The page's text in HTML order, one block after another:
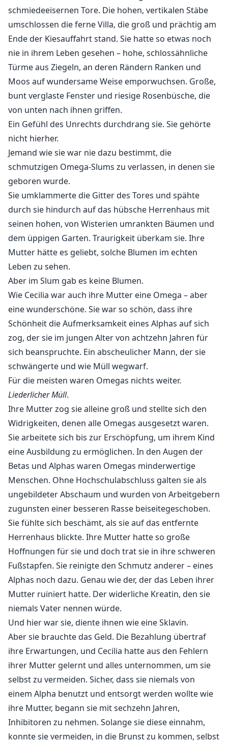
schmiedeeisernen Tore. Die hohen, vertikalen Stäbe
umschlossen die ferne Villa, die groß und prächtig am
Ende der Kiesauffahrt stand. Sie hatte so etwas noch
nie in ihrem Leben gesehen – hohe, schlossähnliche
Türme aus Ziegeln, an deren Rändern Ranken und
Moos auf wundersame Weise emporwuchsen. Große,
bunt verglaste Fenster und riesige Rosenbüsche, die
von unten nach ihnen griffen.
Ein Gefühl des Unrechts durchdrang sie. Sie gehörte
nicht hierher.
Jemand wie sie war nie dazu bestimmt, die
schmutzigen Omega-Slums zu verlassen, in denen sie
geboren wurde.
Sie umklammerte die Gitter des Tores und spähte
durch sie hindurch auf das hübsche Herrenhaus mit
seinen hohen, von Wisterien umrankten Bäumen und
dem üppigen Garten. Traurigkeit überkam sie. Ihre
Mutter hätte es geliebt, solche Blumen im echten
Leben zu sehen.
Aber im Slum gab es keine Blumen.
Wie Cecilia war auch ihre Mutter eine Omega – aber
eine wunderschöne. Sie war so schön, dass ihre
Schönheit die Aufmerksamkeit eines Alphas auf sich
zog, der sie im jungen Alter von achtzehn Jahren für
sich beanspruchte. Ein abscheulicher Mann, der sie
schwängerte und wie Müll wegwarf.
Für die meisten waren Omegas nichts weiter.
Liederlicher Müll.
Ihre Mutter zog sie alleine groß und stellte sich den
Widrigkeiten, denen alle Omegas ausgesetzt waren.
Sie arbeitete sich bis zur Erschöpfung, um ihrem Kind
eine Ausbildung zu ermöglichen. In den Augen der
Betas und Alphas waren Omegas minderwertige
Menschen. Ohne Hochschulabschluss galten sie als
ungebildeter Abschaum und wurden von Arbeitgebern
zugunsten einer besseren Rasse beiseitegeschoben.
Sie fühlte sich beschämt, als sie auf das entfernte
Herrenhaus blickte. Ihre Mutter hatte so große
Hoffnungen für sie und doch trat sie in ihre schweren
Fußstapfen. Sie reinigte den Schmutz anderer – eines
Alphas noch dazu. Genau wie der, der das Leben ihrer
Mutter ruiniert hatte. Der widerliche Kreatin, den sie
niemals Vater nennen würde.
Und hier war sie, diente ihnen wie eine Sklavin.
Aber sie brauchte das Geld. Die Bezahlung übertraf
ihre Erwartungen, und Cecilia hatte aus den Fehlern
ihrer Mutter gelernt und alles unternommen, um sie
selbst zu vermeiden. Sicher, dass sie niemals von
einem Alpha benutzt und entsorgt werden wollte wie
ihre Mutter, begann sie mit sechzehn Jahren,
Inhibitoren zu nehmen. Solange sie diese einnahm,
konnte sie vermeiden, in die Brunst zu kommen, selbst